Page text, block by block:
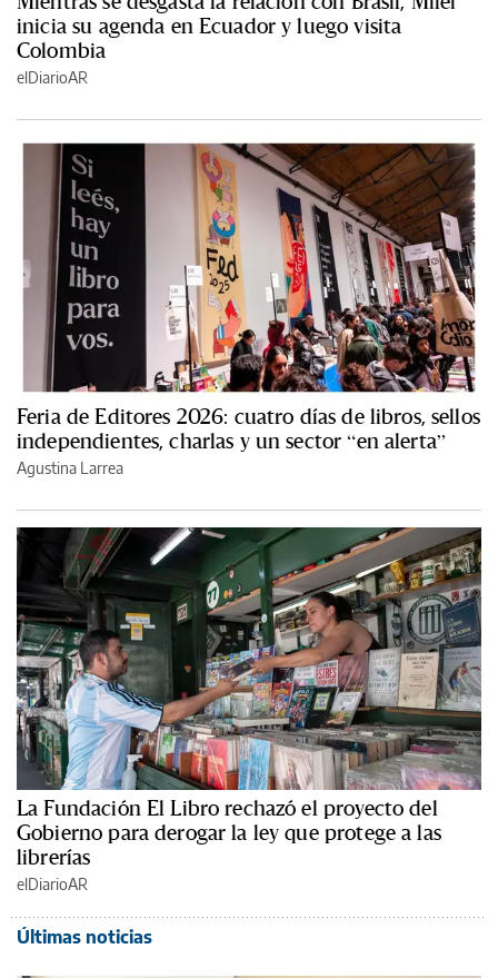
inicia su agenda en Ecuador y luego visita
Colombia
elDiarioAR
Feria de Editores 2026: cuatro días de libros, sellos
independientes, charlas y un sector “en alerta”
Agustina Larrea
La Fundación El Libro rechazó el proyecto del
Gobierno para derogar la ley que protege a las
librerías
elDiarioAR
Últimas noticias